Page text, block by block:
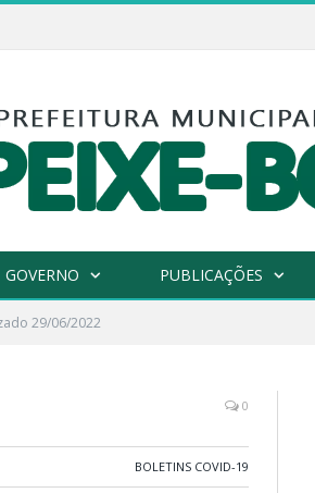
GOVERNO PUBLICAÇÕES
29/06/2022
0
BOLETINS COVID-19